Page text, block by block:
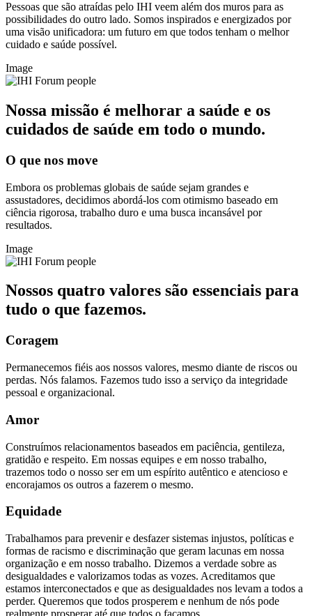
Pessoas que são atraídas pelo IHI veem além dos muros para as
possibilidades do outro lado. Somos inspirados e energizados por
uma visão unificadora: um futuro em que todos tenham o melhor
cuidado e saúde possível.
Image
Nossa missão é melhorar a saúde e os
cuidados de saúde em todo o mundo.
O que nos move
Embora os problemas globais de saúde sejam grandes e
assustadores, decidimos abordá-los com otimismo baseado em
ciência rigorosa, trabalho duro e uma busca incansável por
resultados.
Image
Nossos quatro valores são essenciais para
tudo o que fazemos.
Coragem
Permanecemos fiéis aos nossos valores, mesmo diante de riscos ou
perdas. Nós falamos. Fazemos tudo isso a serviço da integridade
pessoal e organizacional.
Amor
Construímos relacionamentos baseados em paciência, gentileza,
gratidão e respeito. Em nossas equipes e em nosso trabalho,
trazemos todo o nosso ser em um espírito autêntico e atencioso e
encorajamos os outros a fazerem o mesmo.
Equidade
Trabalhamos para prevenir e desfazer sistemas injustos, políticas e
formas de racismo e discriminação que geram lacunas em nossa
organização e em nosso trabalho. Dizemos a verdade sobre as
desigualdades e valorizamos todas as vozes. Acreditamos que
estamos interconectados e que as desigualdades nos levam a todos a
perder. Queremos que todos prosperem e nenhum de nós pode
realmente prosperar até que todos o façamos.